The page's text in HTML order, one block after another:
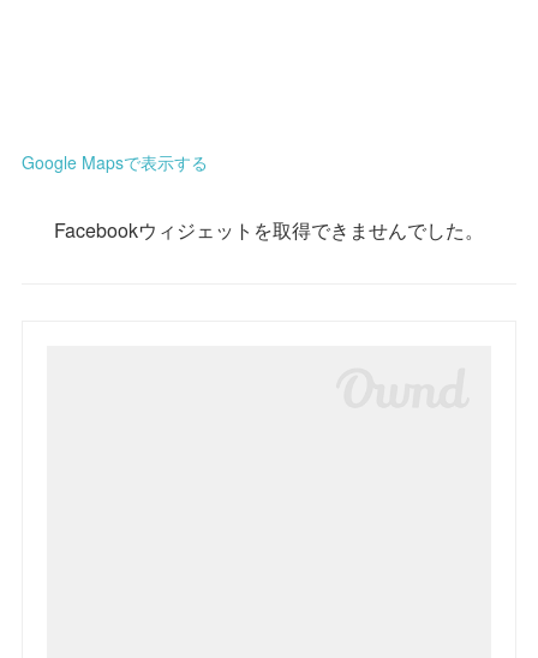
Google Mapsで表示する
Facebookウィジェットを取得できませんでした。